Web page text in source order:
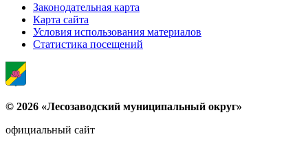
Законодательная карта
Карта сайта
Условия использования материалов
Статистика посещений
© 2026 «Лесозаводский муниципальный округ»
официальный сайт